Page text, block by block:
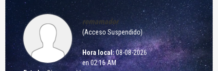
remamador
(Acceso Suspendido)
Hora local:08-08-2026
en 02:16 AM